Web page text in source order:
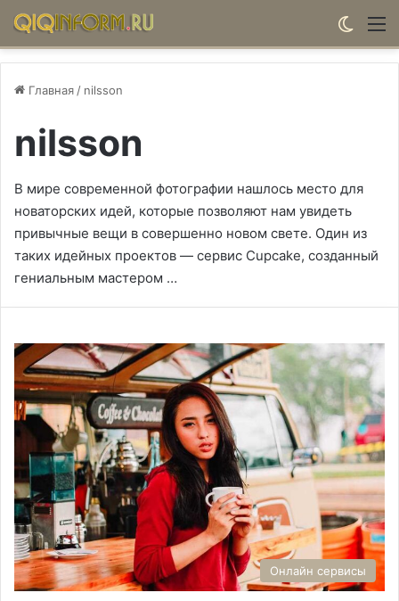
Главная / nilsson
nilsson
В мире современной фотографии нашлось место для
новаторских идей, которые позволяют нам увидеть
привычные вещи в совершенно новом свете. Один из
таких идейных проектов — сервис Cupcake, созданный
гениальным мастером …
Онлайн сервисы